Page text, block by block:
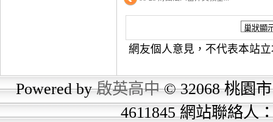
網友個人意見，不代表本站
Powered by啟英高中© 32068 桃園市
4611845 網站聯絡人